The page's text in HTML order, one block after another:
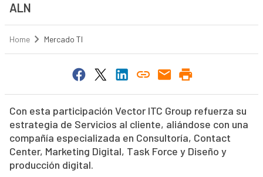
ALN
Home Mercado TI
Con esta participación Vector ITC Group refuerza su
estrategia de Servicios al cliente, aliándose con una
compañía especializada en Consultoría, Contact
Center, Marketing Digital, Task Force y Diseño y
producción digital.